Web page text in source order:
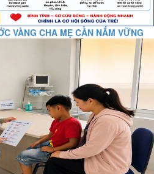
VÀNG CHA MẸ CẦN NẮM VỮNG